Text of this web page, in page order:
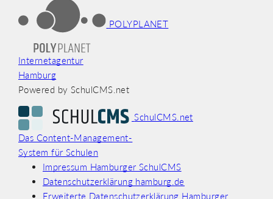
POLYPLANET
Internetagentur
Hamburg
Powered by SchulCMS.net
SchulCMS.net
Das Content-Management-
System für Schulen
Impressum Hamburger SchulCMS
Datenschutzerklärung hamburg.de
Erweiterte Datenschutzerklärung Hamburger